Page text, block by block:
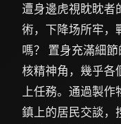
遭身邊虎視眈眈者
術，下降场所牢，
嗎？ 置身充滿細
核精神角，幾乎各
上任務。通過製作
鎮上的居民交談，